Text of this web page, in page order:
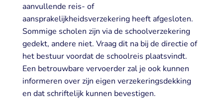
aanvullende reis- of
aansprakelijkheidsverzekering heeft afgesloten.
Sommige scholen zijn via de schoolverzekering
gedekt, andere niet. Vraag dit na bij de directie of
het bestuur voordat de schoolreis plaatsvindt.
Een betrouwbare vervoerder zal je ook kunnen
informeren over zijn eigen verzekeringsdekking
en dat schriftelijk kunnen bevestigen.